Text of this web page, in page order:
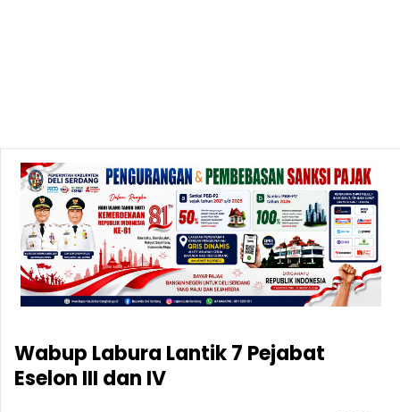
Wabup Labura Lantik 7 Pejabat
Eselon III dan IV